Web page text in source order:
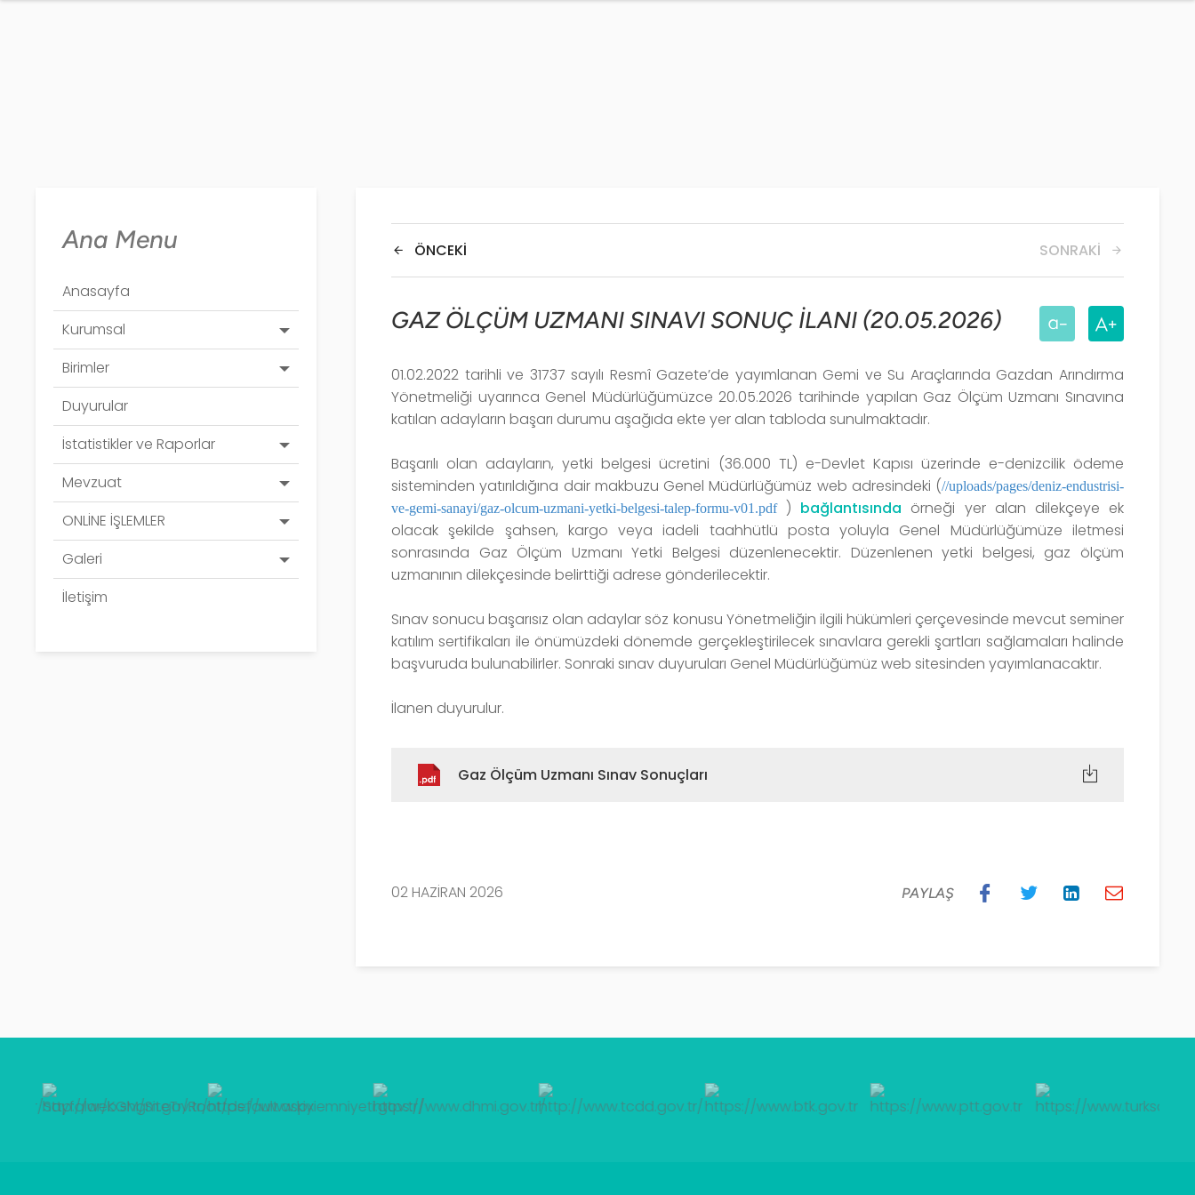
Ana Menu
Anasayfa
Kurumsal
Birimler
Duyurular
İstatistikler ve Raporlar
Mevzuat
ONLİNE İŞLEMLER
Galeri
İletişim
ÖNCEKI SONRAKI
GAZ ÖLÇÜM UZMANI SINAVI SONUÇ İLANI (20.05.2026)
01.02.2022 tarihli ve 31737 sayılı Resmî Gazete’de yayımlanan Gemi ve Su Araçlarında Gazdan Arındırma
Yönetmeliği uyarınca Genel Müdürlüğümüzce 20.05.2026 tarihinde yapılan Gaz Ölçüm Uzmanı Sınavına
katılan adayların başarı durumu aşağıda ekte yer alan tabloda sunulmaktadır.
Başarılı olan adayların, yetki belgesi ücretini (36.000 TL) e-Devlet Kapısı üzerinde e-denizcilik ödeme
sisteminden yatırıldığına dair makbuzu Genel Müdürlüğümüz web adresindeki (//uploads/pages/deniz-endustrisi-
ve-gemi-sanayi/gaz-olcum-uzmani-yetki-belgesi-talep-formu-v01.pdf
) bağlantısında örneği yer alan dilekçeye ek
olacak şekilde şahsen, kargo veya iadeli taahhütlü posta yoluyla Genel Müdürlüğümüze iletmesi
sonrasında Gaz Ölçüm Uzmanı Yetki Belgesi düzenlenecektir. Düzenlenen yetki belgesi, gaz ölçüm
uzmanının dilekçesinde belirttiği adrese gönderilecektir.
Sınav sonucu başarısız olan adaylar söz konusu Yönetmeliğin ilgili hükümleri çerçevesinde mevcut seminer
katılım sertifikaları ile önümüzdeki dönemde gerçekleştirilecek sınavlara gerekli şartları sağlamaları halinde
başvuruda bulunabilirler. Sonraki sınav duyuruları Genel Müdürlüğümüz web sitesinden yayımlanacaktır.
İlanen duyurulur.
Gaz Ölçüm Uzmanı Sınav Sonuçları
02 HAZIRAN 2026 PAYLAŞ